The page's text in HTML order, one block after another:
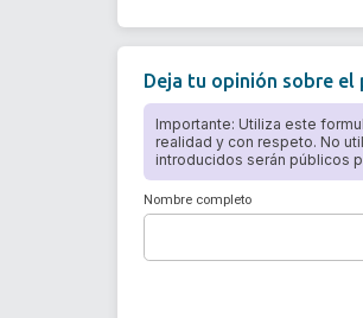
Deja tu opinión sobre
Importante: Utiliza este
realidad y con respeto. No
introducidos serán públicos
Nombre completo